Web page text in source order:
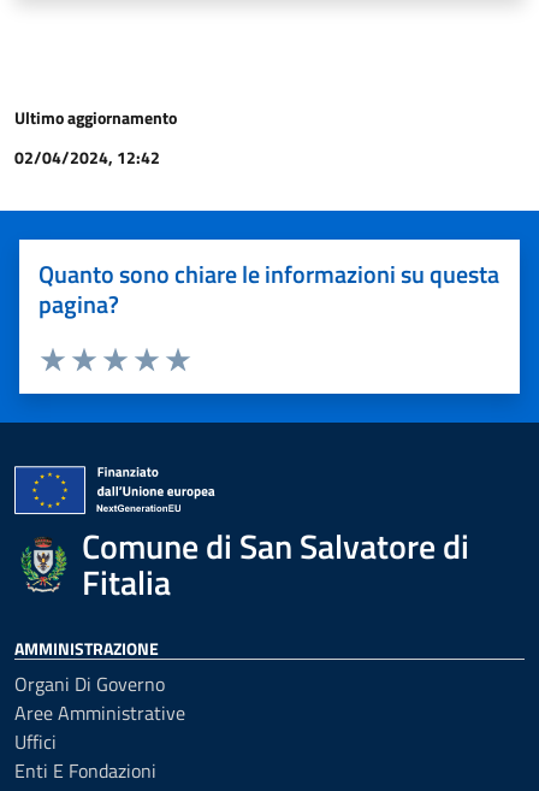
Ultimo aggiornamento
02/04/2024, 12:42
Quanto sono chiare le informazioni su questa
pagina?
Valuta 5 stelle su 5
Valuta 4 stelle su 5
Valuta 3 stelle su 5
Valuta 2 stelle su 5
Valuta 1 stelle su 5
Comune di San Salvatore di
Fitalia
AMMINISTRAZIONE
Organi Di Governo
Aree Amministrative
Uffici
Enti E Fondazioni